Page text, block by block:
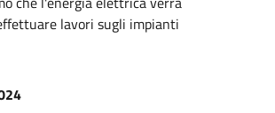
lavori sugli impianti